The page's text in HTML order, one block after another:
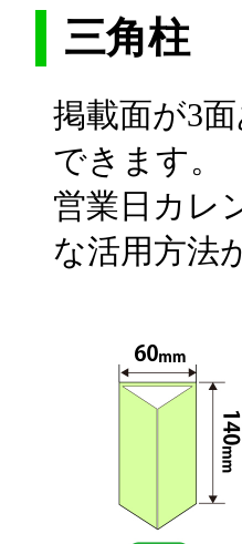
三角柱
掲載面が3
できます。
営業日カレ
な活用方法